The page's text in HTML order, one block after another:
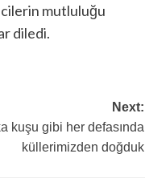
mutluluğu
diledi.
Next:
kuşu gibi her defasında
küllerimizden doğduk